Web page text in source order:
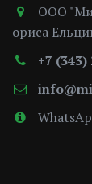
ООО
ориса
+7